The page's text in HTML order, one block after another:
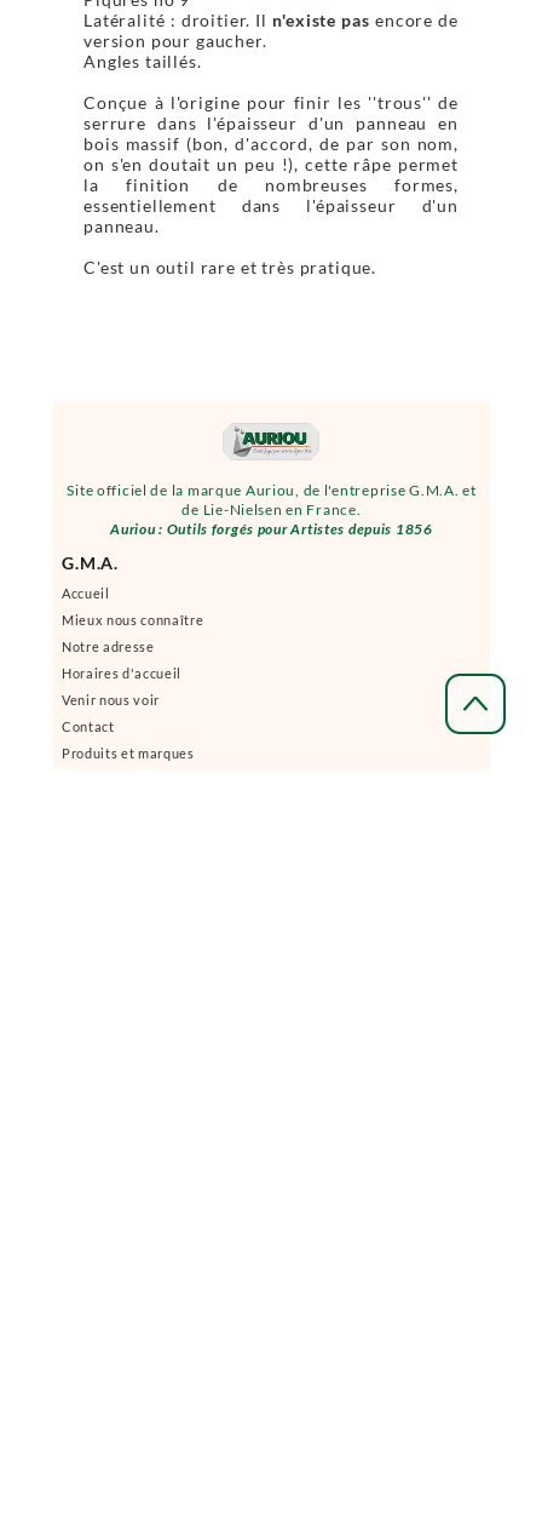
Site officiel de la marque Auriou, de l'entreprise G.M.A. et
de Lie-Nielsen en France.
Auriou : Outils forgés pour Artistes depuis 1856
G.M.A.
Accueil
Mieux nous connaître
Notre adresse
Horaires d'accueil
Venir nous voir
Contact
Produits et marques
Latéralité : droitier. Il n'existe pas encore de
version pour gaucher.
Angles taillés.
Conçue à l'origine pour finir les ''trous'' de
serrure dans l'épaisseur d'un panneau en
bois massif (bon, d'accord, de par son nom,
on s'en doutait un peu !), cette râpe permet
la finition de nombreuses formes,
essentiellement dans l'épaisseur d'un
panneau.
C'est un outil rare et très pratique.